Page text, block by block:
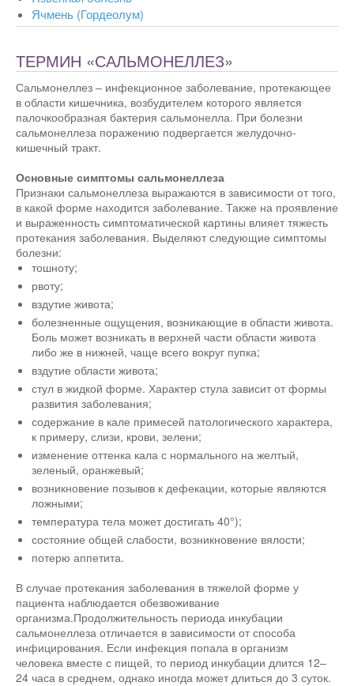
Ячмень (Гордеолум)
ТЕРМИН «САЛЬМОНЕЛЛЕЗ»
Сальмонеллез – инфекционное заболевание, протекающее
в области кишечника, возбудителем которого является
палочкообразная бактерия сальмонелла. При болезни
сальмонеллеза поражению подвергается желудочно-
кишечный тракт.
Основные симптомы сальмонеллеза
Признаки сальмонеллеза выражаются в зависимости от того,
в какой форме находится заболевание. Также на проявление
и выраженность симптоматической картины влияет тяжесть
протекания заболевания. Выделяют следующие симптомы
болезни:
тошноту;
рвоту;
вздутие живота;
болезненные ощущения, возникающие в области живота.
Боль может возникать в верхней части области живота
либо же в нижней, чаще всего вокруг пупка;
вздутие области живота;
стул в жидкой форме. Характер стула зависит от формы
развития заболевания;
содержание в кале примесей патологического характера,
к примеру, слизи, крови, зелени;
изменение оттенка кала с нормального на желтый,
зеленый, оранжевый;
возникновение позывов к дефекации, которые являются
ложными;
температура тела может достигать 40°);
состояние общей слабости, возникновение вялости;
потерю аппетита.
В случае протекания заболевания в тяжелой форме у
пациента наблюдается обезвоживание
организма.Продолжительность периода инкубации
сальмонеллеза отличается в зависимости от способа
инфицирования. Если инфекция попала в организм
человека вместе с пищей, то период инкубации длится 12–
24 часа в среднем, однако иногда может длиться до 3 суток.